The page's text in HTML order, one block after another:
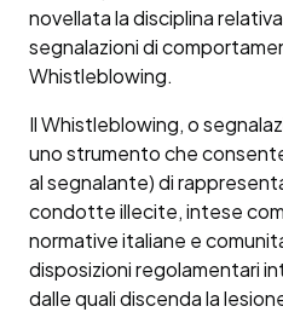
novellata la disciplina
segnalazioni di
Whistleblowing.
Il Whistleblowing, o
uno strumento che
al segnalante) di
condotte illecite, intese
normative italiane e
disposizioni regolamentari
dalle quali discenda la